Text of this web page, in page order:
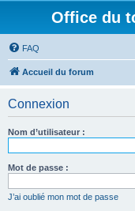
Office du
FAQ
Accueil du forum
Connexion
Nom d’utilisateur :
Mot de passe :
J’ai oublié mon mot de passe